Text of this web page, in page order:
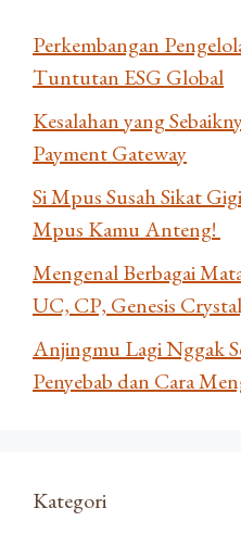
Perkembangan
Tuntutan ESG Global
Kesalahan yang
Payment Gateway
Si Mpus Susah Sikat
Mpus Kamu Anteng!
Mengenal Berbagai
UC, CP, Genesis
Anjingmu Lagi Nggak
Penyebab dan Cara
Kategori